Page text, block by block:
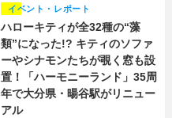
ハローキティが全32種の“藻
類”になった!? キティのソファ
ーやシナモンたちが覗く窓も設
置！「ハーモニーランド」35周
年で大分県・暘谷駅がリニュー
アル
イベント・レポート